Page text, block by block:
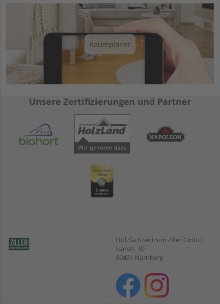
Raumplaner
Unsere Zertifizierungen und Partner
Holzfachzentrum Ziller GmbH
Isarstr. 30
90451 Nürnberg